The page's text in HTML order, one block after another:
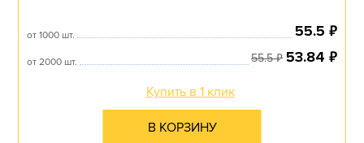
от 1000 шт. 55.5 ₽
от 2000 шт. 55.5₽ 53.84 ₽
Купить в 1 клик
В КОРЗИНУ